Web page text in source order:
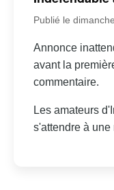
Publié le
Annonce
avant la
commentaire.
Les amateurs
s'attendre à une